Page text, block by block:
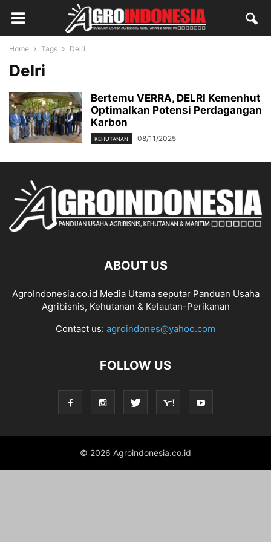
Home Tags Delri
Delri
Bertemu VERRA, DELRI Kemenhut
Optimalkan Potensi Perdagangan
Karbon
KEHUTANAN 08/11/2025
ABOUT US
AgroIndonesia.co.id Media Utama seputar Panduan Usaha
Agribisnis, Kehutanan & Kelautan-Perikanan
Contact us: agroindones@yahoo.com
FOLLOW US
© 2026 Agroindonesia.co.id